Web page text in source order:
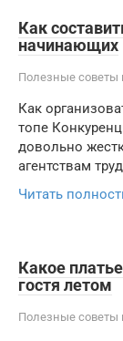
Как
начинающих
Полезные советы
Как
топе
довольно
агентствам
Читать
Какое
гостя летом
Полезные советы